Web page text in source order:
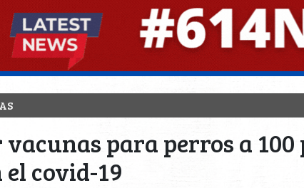
para perros a 100
covid-19